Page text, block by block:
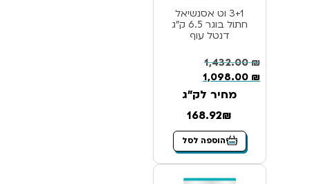
3+1 וט אסנשיאל
חתול בוגר 6.5 ק”ג
דנטל עוף
1,432.00₪
1,098.00 ₪
מחיר לק"ג
168.92₪
הוספה לסל